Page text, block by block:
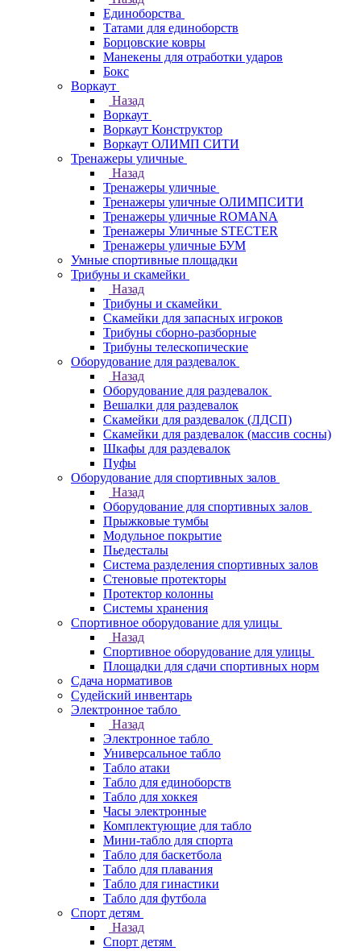
Единоборства
Татами для единоборств
Борцовские ковры
Манекены для отработки ударов
Бокс
Воркаут
Назад
Воркаут
Воркаут Конструктор
Воркаут ОЛИМП СИТИ
Тренажеры уличные
Назад
Тренажеры уличные
Тренажеры уличные ОЛИМПСИТИ
Тренажеры уличные ROMANA
Тренажеры Уличные STECTER
Тренажеры уличные БУМ
Умные спортивные площадки
Трибуны и скамейки
Назад
Трибуны и скамейки
Скамейки для запасных игроков
Трибуны сборно-разборные
Трибуны телескопические
Оборудование для раздевалок
Назад
Оборудование для раздевалок
Вешалки для раздевалок
Скамейки для раздевалок (ЛДСП)
Скамейки для раздевалок (массив сосны)
Шкафы для раздевалок
Пуфы
Оборудование для спортивных залов
Назад
Оборудование для спортивных залов
Прыжковые тумбы
Модульное покрытие
Пьедесталы
Система разделения спортивных залов
Стеновые протекторы
Протектор колонны
Системы хранения
Спортивное оборудование для улицы
Назад
Спортивное оборудование для улицы
Площадки для сдачи спортивных норм
Сдача нормативов
Судейский инвентарь
Электронное табло
Назад
Электронное табло
Универсальное табло
Табло атаки
Табло для единоборств
Табло для хоккея
Часы электронные
Комплектующие для табло
Мини-табло для спорта
Табло для баскетбола
Табло для плавания
Табло для гинастики
Табло для футбола
Спорт детям
Назад
Спорт детям